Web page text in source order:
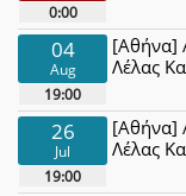
0:00
04
Aug
19:00
[Αθήνα]
Λέλας
26
Jul
19:00
[Αθήνα]
Λέλας